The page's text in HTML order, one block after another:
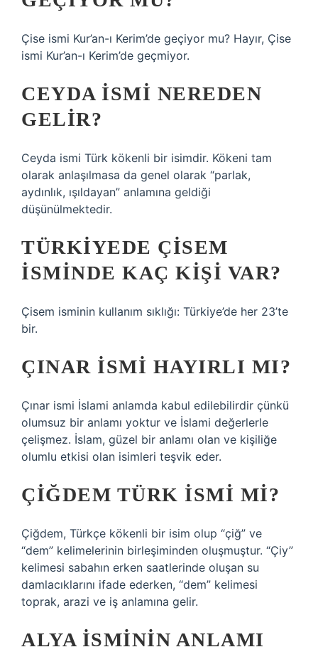
Çise ismi Kur’an-ı Kerim’de geçiyor mu? Hayır, Çise
ismi Kur’an-ı Kerim’de geçmiyor.
CEYDA ISMI NEREDEN
GELIR?
Ceyda ismi Türk kökenli bir isimdir. Kökeni tam
olarak anlaşılmasa da genel olarak “parlak,
aydınlık, ışıldayan” anlamına geldiği
düşünülmektedir.
TÜRKIYEDE ÇISEM
ISMINDE KAÇ KIŞI VAR?
Çisem isminin kullanım sıklığı: Türkiye’de her 23’te
bir.
ÇINAR ISMI HAYIRLI MI?
Çınar ismi İslami anlamda kabul edilebilirdir çünkü
olumsuz bir anlamı yoktur ve İslami değerlerle
çelişmez. İslam, güzel bir anlamı olan ve kişiliğe
olumlu etkisi olan isimleri teşvik eder.
ÇIĞDEM TÜRK ISMI MI?
Çiğdem, Türkçe kökenli bir isim olup “çiğ” ve
“dem” kelimelerinin birleşiminden oluşmuştur. “Çiy”
kelimesi sabahın erken saatlerinde oluşan su
damlacıklarını ifade ederken, “dem” kelimesi
toprak, arazi ve iş anlamına gelir.
ALYA ISMININ ANLAMI